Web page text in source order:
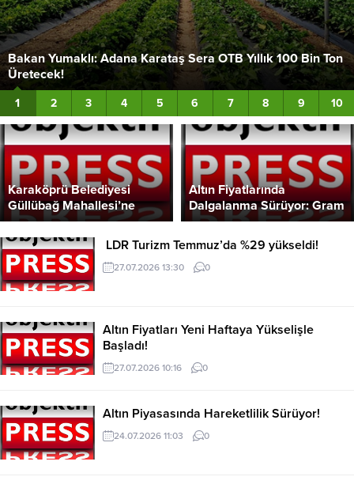
2026/27 Sezonu Kabuklu Fındık Alım Fiyatları Belli Oldu!
1 2 3 4 5 6 7 8 9 10
Karaköprü Belediyesi
Güllübağ Mahallesi’ne
Modern Kapalı Semt Pazarı
Kazandırdı!
Altın Fiyatlarında
Dalgalanma Sürüyor: Gram
Altın 6 Bin 161 TL
Seviyesinde!
LDR Turizm Temmuz’da %29 yükseldi!
27.07.2026 13:30 0
Altın Fiyatları Yeni Haftaya Yükselişle
Başladı!
27.07.2026 10:16 0
Altın Piyasasında Hareketlilik Sürüyor!
24.07.2026 11:03 0